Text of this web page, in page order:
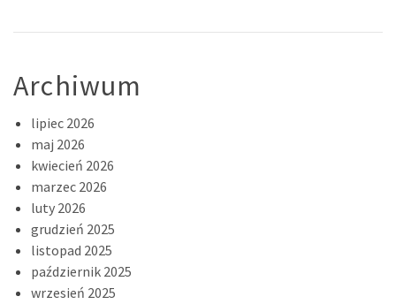
Archiwum
lipiec 2026
maj 2026
kwiecień 2026
marzec 2026
luty 2026
grudzień 2025
listopad 2025
październik 2025
wrzesień 2025